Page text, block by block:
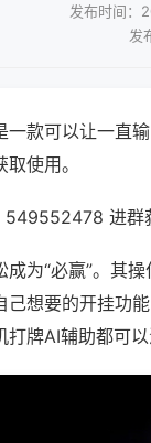
发布时间：
发
款可以让一直
使用。
549552478 进群
为“必赢”。其
己想要的开挂功
牌AI辅助都可以